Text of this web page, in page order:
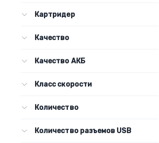
Картридер
Качество
Качество АКБ
Класс скорости
Количество
Количество разъемов USB